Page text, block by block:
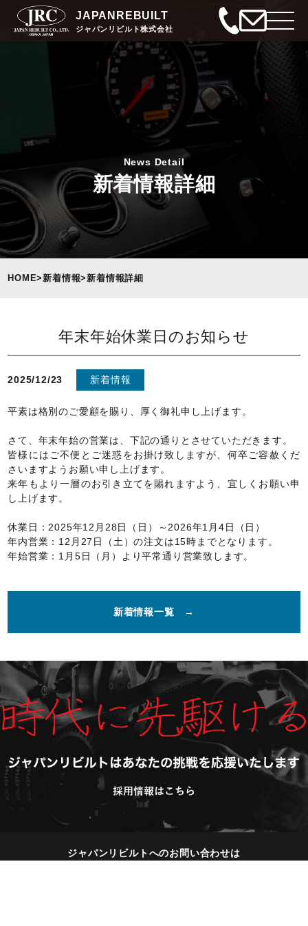
JAPANREBUILT
ジャパンリビルト株式会社
News Detail
新着情報詳細
HOME>新着情報>新着情報詳細
年末年始休業日のお知らせ
2025/12/23 新着情報
平素は格別のご愛顧を賜り、厚く御礼申し上げます。
さて、年末年始の営業は、下記の通りとさせていただきます。
皆様にはご不便とご迷惑をお掛け致しますが、何卒ご容赦くだ
さいますようお願い申し上げます。
来年もより一層のお引き立てを賜れますよう、宜しくお願い申
し上げます。
休業日：2025年12月28日（日）～2026年1月4日（日）
年内営業：12月27日（土）の注文は15時までとなります。
年始営業：1月5日（月）より平常通り営業致します。
新着情報一覧
ジャパンリビルトへのお問い合わせは